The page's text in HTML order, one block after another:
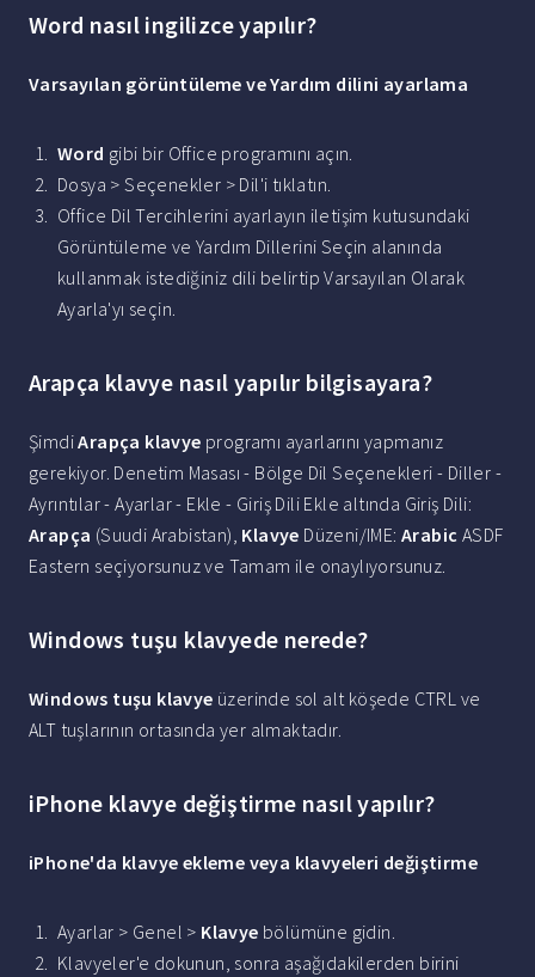
Word nasıl ingilizce yapılır?
Varsayılan görüntüleme ve Yardım dilini ayarlama
Word gibi bir Office programını açın.
Dosya > Seçenekler > Dil'i tıklatın.
Office Dil Tercihlerini ayarlayın iletişim kutusundaki
Görüntüleme ve Yardım Dillerini Seçin alanında
kullanmak istediğiniz dili belirtip Varsayılan Olarak
Ayarla'yı seçin.
Arapça klavye nasıl yapılır bilgisayara?
ŞimdiArapça klavye programı ayarlarını yapmanız
gerekiyor. Denetim Masası - Bölge Dil Seçenekleri - Diller -
Ayrıntılar - Ayarlar - Ekle - Giriş Dili Ekle altında Giriş Dili:
Arapça (Suudi Arabistan), Klavye Düzeni/IME:Arabic ASDF
Eastern seçiyorsunuz ve Tamam ile onaylıyorsunuz.
Windows tuşu klavyede nerede?
Windows tuşu klavye üzerinde sol alt köşede CTRL ve
ALT tuşlarının ortasında yer almaktadır.
iPhone klavye değiştirme nasıl yapılır?
iPhone'da klavye ekleme veya klavyeleri değiştirme
Ayarlar > Genel > Klavye bölümüne gidin.
Klavyeler'e dokunun, sonra aşağıdakilerden birini